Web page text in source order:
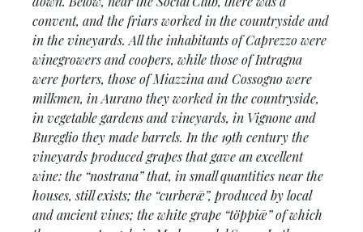
convent, and the friars worked in the countryside and
in the vineyards. All the inhabitants of Caprezzo were
winegrowers and coopers, while those of Intragna
were porters, those of Miazzina and Cossogno were
milkmen, in Aurano they worked in the countryside,
in vegetable gardens and vineyards, in Vignone and
Bureglio they made barrels. In the 19th century the
vineyards produced grapes that gave an excellent
wine: the “nostrana” that, in small quantities near the
houses, still exists; the “curberǣ”, produced by local
and ancient vines; the white grape “töppiǣ” of which